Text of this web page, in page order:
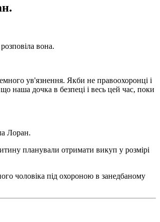
вона.
ув'язнення. Якби не правоохоронці і
наша дочка в безпеці і весь цей час, поки
Лоран.
планували отримати викуп у розмірі
чоловіка під охороною в занедбаному